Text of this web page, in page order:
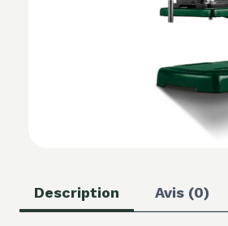
Description Avis (0)